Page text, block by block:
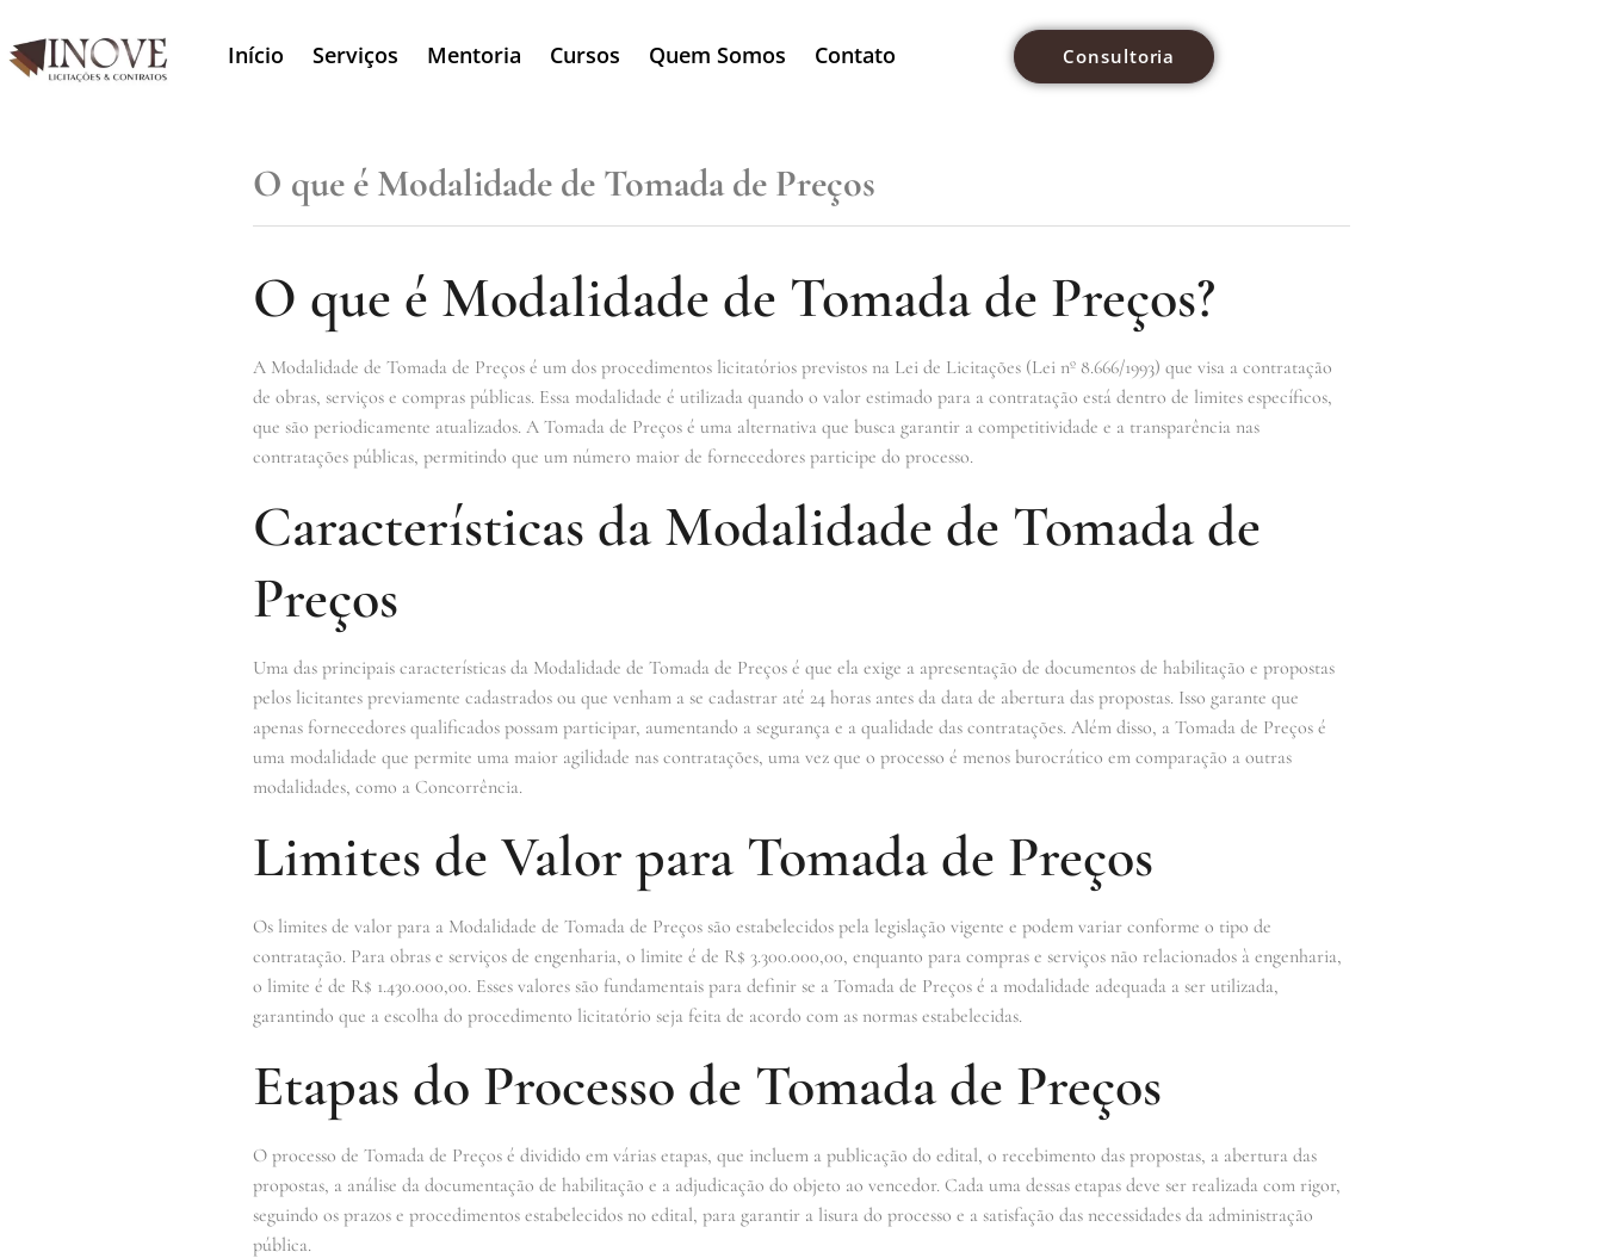
Início Serviços Mentoria Cursos Quem Somos Contato Consultoria
O que é Modalidade de Tomada de Preços
O que é Modalidade de Tomada de Preços?
A Modalidade de Tomada de Preços é um dos procedimentos licitatórios previstos na Lei de Licitações (Lei nº 8.666/1993) que visa a contratação
de obras, serviços e compras públicas. Essa modalidade é utilizada quando o valor estimado para a contratação está dentro de limites específicos,
que são periodicamente atualizados. A Tomada de Preços é uma alternativa que busca garantir a competitividade e a transparência nas
contratações públicas, permitindo que um número maior de fornecedores participe do processo.
Características da Modalidade de Tomada de
Preços
Uma das principais características da Modalidade de Tomada de Preços é que ela exige a apresentação de documentos de habilitação e propostas
pelos licitantes previamente cadastrados ou que venham a se cadastrar até 24 horas antes da data de abertura das propostas. Isso garante que
apenas fornecedores qualificados possam participar, aumentando a segurança e a qualidade das contratações. Além disso, a Tomada de Preços é
uma modalidade que permite uma maior agilidade nas contratações, uma vez que o processo é menos burocrático em comparação a outras
modalidades, como a Concorrência.
Limites de Valor para Tomada de Preços
Os limites de valor para a Modalidade de Tomada de Preços são estabelecidos pela legislação vigente e podem variar conforme o tipo de
contratação. Para obras e serviços de engenharia, o limite é de R$ 3.300.000,00, enquanto para compras e serviços não relacionados à engenharia,
o limite é de R$ 1.430.000,00. Esses valores são fundamentais para definir se a Tomada de Preços é a modalidade adequada a ser utilizada,
garantindo que a escolha do procedimento licitatório seja feita de acordo com as normas estabelecidas.
Etapas do Processo de Tomada de Preços
O processo de Tomada de Preços é dividido em várias etapas, que incluem a publicação do edital, o recebimento das propostas, a abertura das
propostas, a análise da documentação de habilitação e a adjudicação do objeto ao vencedor. Cada uma dessas etapas deve ser realizada com rigor,
seguindo os prazos e procedimentos estabelecidos no edital, para garantir a lisura do processo e a satisfação das necessidades da administração
pública.